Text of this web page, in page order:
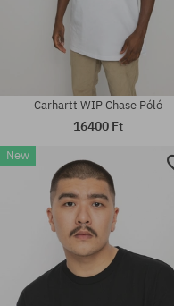
Carhartt WIP Chase Póló
16400 Ft
New